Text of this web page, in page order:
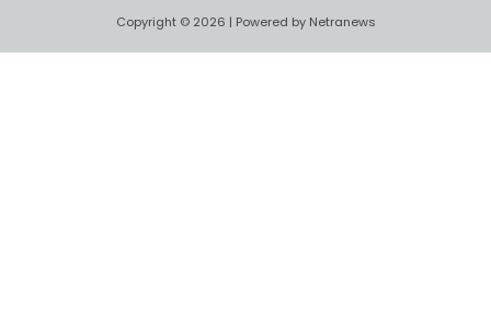
Copyright © 2026 | Powered by Netranews